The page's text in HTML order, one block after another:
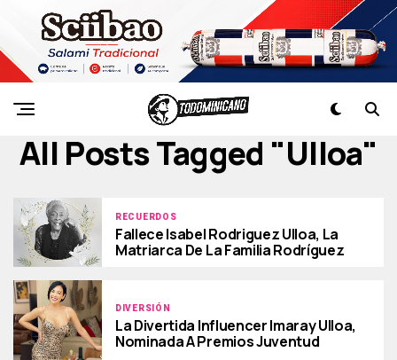
All Posts Tagged "ulloa"
RECUERDOS
Fallece Isabel Rodriguez Ulloa, La
Matriarca De La Familia Rodríguez
DIVERSIÓN
La Divertida Influencer Imaray Ulloa,
Nominada A Premios Juventud